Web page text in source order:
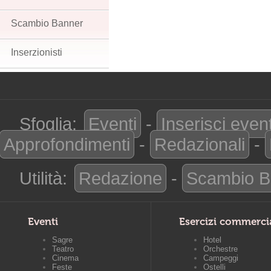
Scambio Banner
Inserzionisti
Sfoglia: Eventi - Inserisci
Approfondimenti - Redazionali -
Utilità:
Redazione - Scambio
Eventi
Sagre
Teatro
Cinema
Feste
Esercizi
Hotel
Orchestre
Campeggi
Ostelli